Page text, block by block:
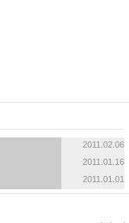
2011.02.06
2011.01.16
2011.01.01